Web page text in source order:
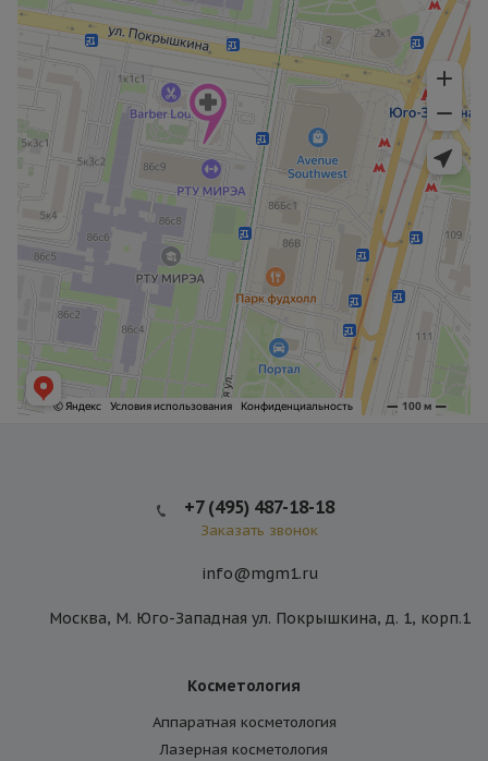
+7 (495) 487-18-18
Заказать звонок
info@mgm1.ru
Москва, М. Юго-Западная ул. Покрышкина, д. 1, корп.1
Косметология
Аппаратная косметология
Лазерная косметология